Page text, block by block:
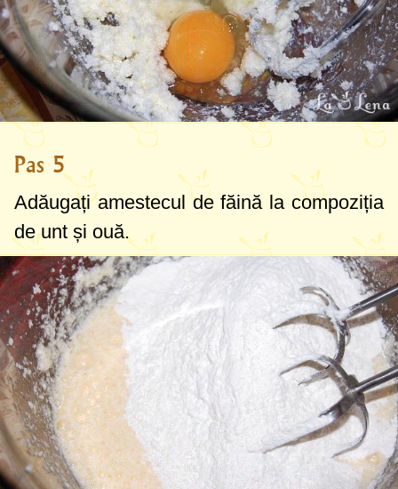
Pas 5
Adăugați amestecul de făină la compoziția
de unt și ouă.